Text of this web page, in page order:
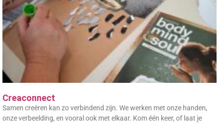
Creaconnect
Samen creëren kan zo verbindend zijn. We werken met onze handen,
onze verbeelding, en vooral ook met elkaar. Kom één keer, of laat je